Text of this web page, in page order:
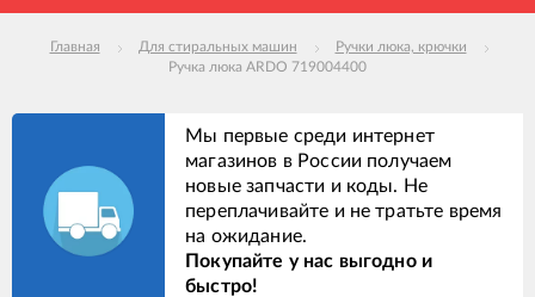
Главная Для стиральных машин
Ручки люка, крючки
Ручка люка ARDO 719004400
Мы первые среди интернет
магазинов в России получаем
новые запчасти и коды. Не
переплачивайте и не тратьте время
на ожидание.
Покупайте у нас выгодно и
быстро!